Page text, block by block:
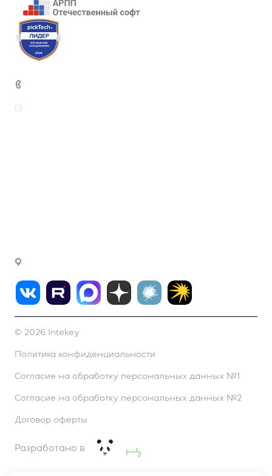
© 2026 Intekey
Политика конфиденциальности
Согласие на обработку персональных данных №1
Согласие на обработку персональных данных №2
Договор оферты
Разработано в